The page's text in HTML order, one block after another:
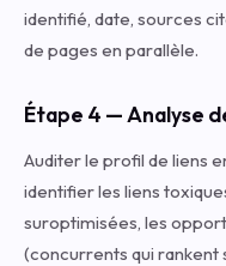
identifié, date, sources
de pages en parallèle.
Étape 4 — Analyse
Auditer le profil de liens
identifier les liens
suroptimisées, les
(concurrents qui rankent